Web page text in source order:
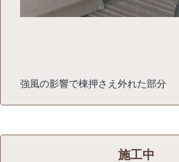
強風の影響で棟押さえ外れた部分
施工中